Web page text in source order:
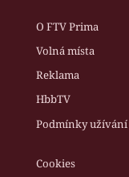
O FTV Prima
Volná místa
Reklama
HbbTV
Podmínky užívání
Cookies